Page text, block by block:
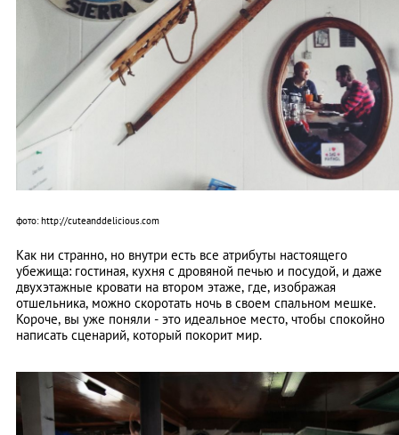
фото: http://cuteanddelicious.com
Как ни странно, но внутри есть все атрибуты настоящего
убежища: гостиная, кухня с дровяной печью и посудой, и даже
двухэтажные кровати на втором этаже, где, изображая
отшельника, можно скоротать ночь в своем спальном мешке.
Короче, вы уже поняли - это идеальное место, чтобы спокойно
написать сценарий, который покорит мир.